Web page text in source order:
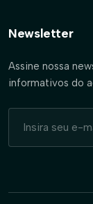
Newsletter
Assine nossa
informativos do